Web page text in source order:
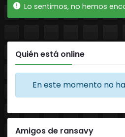
Lo sentimos, no hemos
Quién está online
En este momento no
Amigos de ransavy